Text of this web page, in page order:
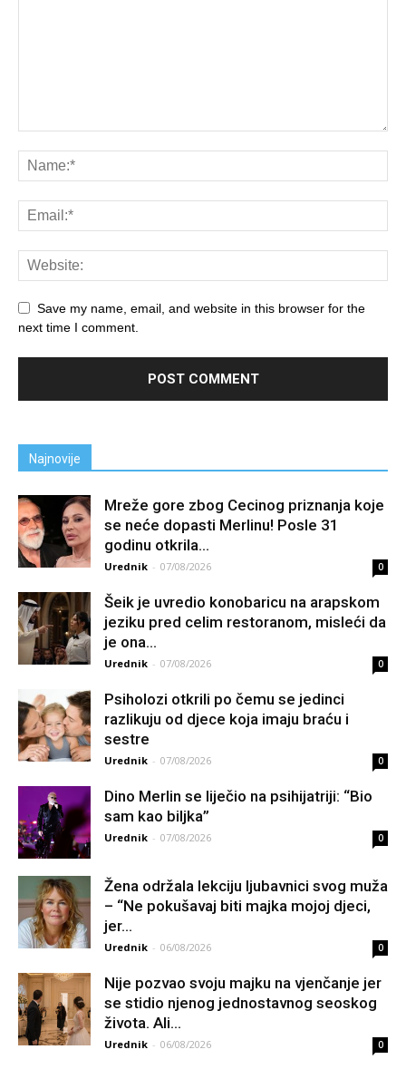
Save my name, email, and website in this browser for the
next time I comment.
Najnovije
Mreže gore zbog Cecinog priznanja koje
se neće dopasti Merlinu! Posle 31
godinu otkrila...
Urednik - 07/08/2026 0
Šeik je uvredio konobaricu na arapskom
jeziku pred celim restoranom, misleći da
je ona...
Urednik - 07/08/2026 0
Psiholozi otkrili po čemu se jedinci
razlikuju od djece koja imaju braću i
sestre
Urednik - 07/08/2026 0
Dino Merlin se liječio na psihijatriji: “Bio
sam kao biljka”
Urednik - 07/08/2026 0
Žena održala lekciju ljubavnici svog muža
– “Ne pokušavaj biti majka mojoj djeci,
jer...
Urednik - 06/08/2026 0
Nije pozvao svoju majku na vjenčanje jer
se stidio njenog jednostavnog seoskog
života. Ali...
Urednik - 06/08/2026 0